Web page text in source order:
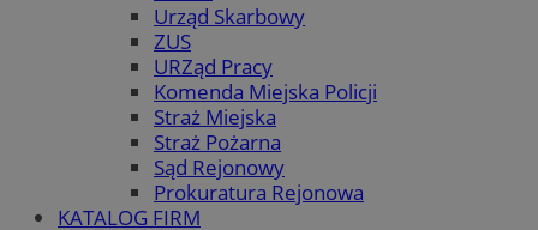
Urząd Skarbowy
ZUS
URZąd Pracy
Komenda Miejska Policji
Straż Miejska
Straż Pożarna
Sąd Rejonowy
Prokuratura Rejonowa
KATALOG FIRM